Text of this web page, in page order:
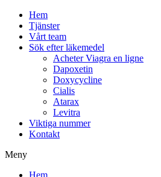
Hem
Tjänster
Vårt team
Sök efter läkemedel
Acheter Viagra en ligne
Dapoxetin
Doxycycline
Cialis
Atarax
Levitra
Viktiga nummer
Kontakt
Meny
Hem